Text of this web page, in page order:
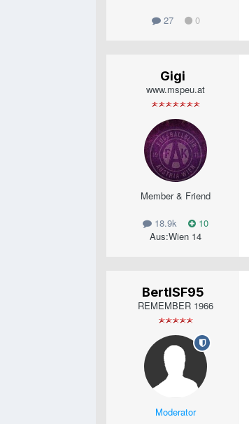
27 0
Gigi
www.mspeu.at
Member & Friend
18.9k
10
Aus:Wien 14
BertlSF95
REMEMBER 1966
Moderator